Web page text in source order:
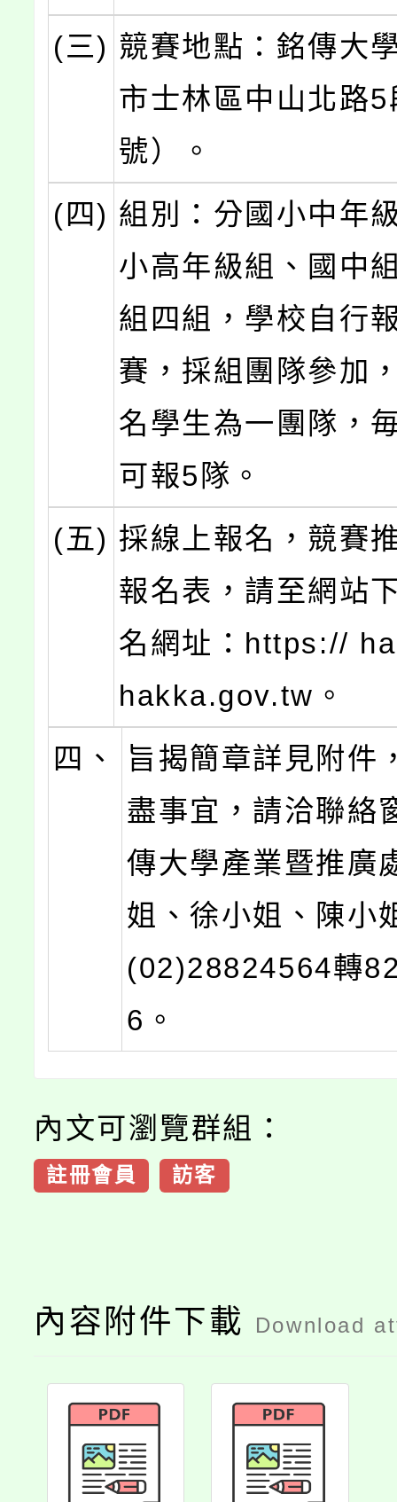
(三) 競賽地點：銘傳大
市士林區中山北路
號）。
(四) 組別：分國小中年
小高年級組、國中
組四組，學校自行
賽，採組團隊參加
名學生為一團隊，
可報5隊。
(五) 採線上報名，競賽
報名表，請至網站
名網址：https://
hakka.gov.tw。
四、
旨揭簡章詳見附件
盡事宜，請洽聯絡
傳大學產業暨推廣
姐、徐小姐、陳小
(02)28824564轉
6。
內文可瀏覽群組：
註冊會員 訪客
內容附件下載 Download